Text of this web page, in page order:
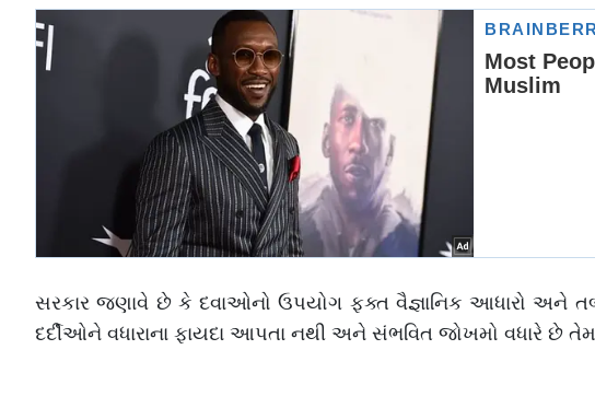
સરકાર જણાવે છે કે દવાઓનો ઉપયોગ ફક્ત વૈજ્ઞાનિક આધારો અને
દર્દીઓને વધારાના ફાયદા આપતા નથી અને સંભવિત જોખમો વધારે છે